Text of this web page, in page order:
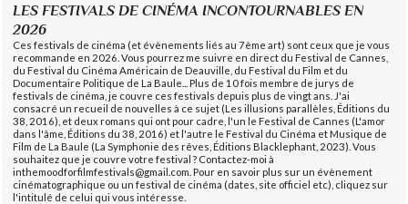
LES FESTIVALS DE CINÉMA INCONTOURNABLES EN
2026
Ces festivals de cinéma (et évènements liés au 7ème art) sont ceux que je vous
recommande en 2026. Vous pourrez me suivre en direct du Festival de Cannes,
du Festival du Cinéma Américain de Deauville, du Festival du Film et du
Documentaire Politique de La Baule... Plus de 10 fois membre de jurys de
festivals de cinéma, je couvre ces festivals depuis plus de vingt ans. J'ai
consacré un recueil de nouvelles à ce sujet (Les illusions parallèles, Éditions du
38, 2016), et deux romans qui ont pour cadre, l'un le Festival de Cannes (L'amor
dans l'âme, Éditions du 38, 2016) et l'autre le Festival du Cinéma et Musique de
Film de La Baule (La Symphonie des rêves, Éditions Blacklephant, 2023). Vous
souhaitez que je couvre votre festival ? Contactez-moi à
inthemoodforfilmfestivals@gmail.com. Pour en savoir plus sur un évènement
cinématographique ou un festival de cinéma (dates, site officiel etc), cliquez sur
l'intitulé de celui qui vous intéresse.